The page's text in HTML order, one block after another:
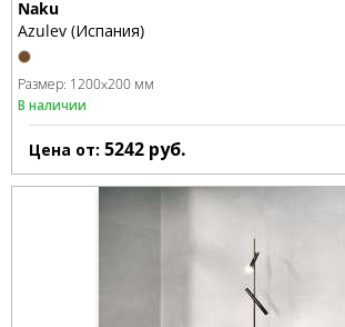
Naku
Azulev (Испания)
Размер: 1200x200 мм
В наличии
Цена от: 5242 руб.